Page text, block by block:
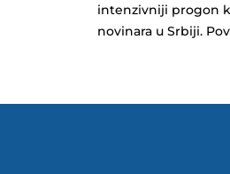
intenzivniji progon
novinara u Srbiji.